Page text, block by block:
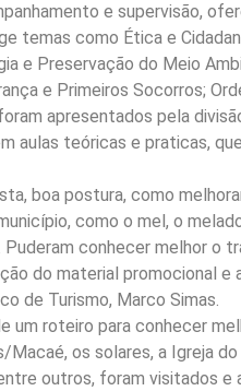
e supervisão,
temas como Ética e
e Preservação do Meio
e Primeiros Socorros;
apresentados pela
aulas teóricas e praticas,
boa postura, como
como o mel, o
conhecer melhor o
do material promocional
de Turismo, Marco Simas.
um roteiro para conhecer
os solares, a Igreja
outros, foram visitados